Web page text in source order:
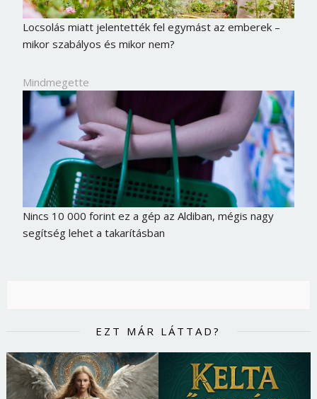
Locsolás miatt jelentették fel egymást az emberek –
mikor szabályos és mikor nem?
Mindmegette
Nincs 10 000 forint ez a gép az Aldiban, mégis nagy
segítség lehet a takarításban
EZT MÁR LÁTTAD?